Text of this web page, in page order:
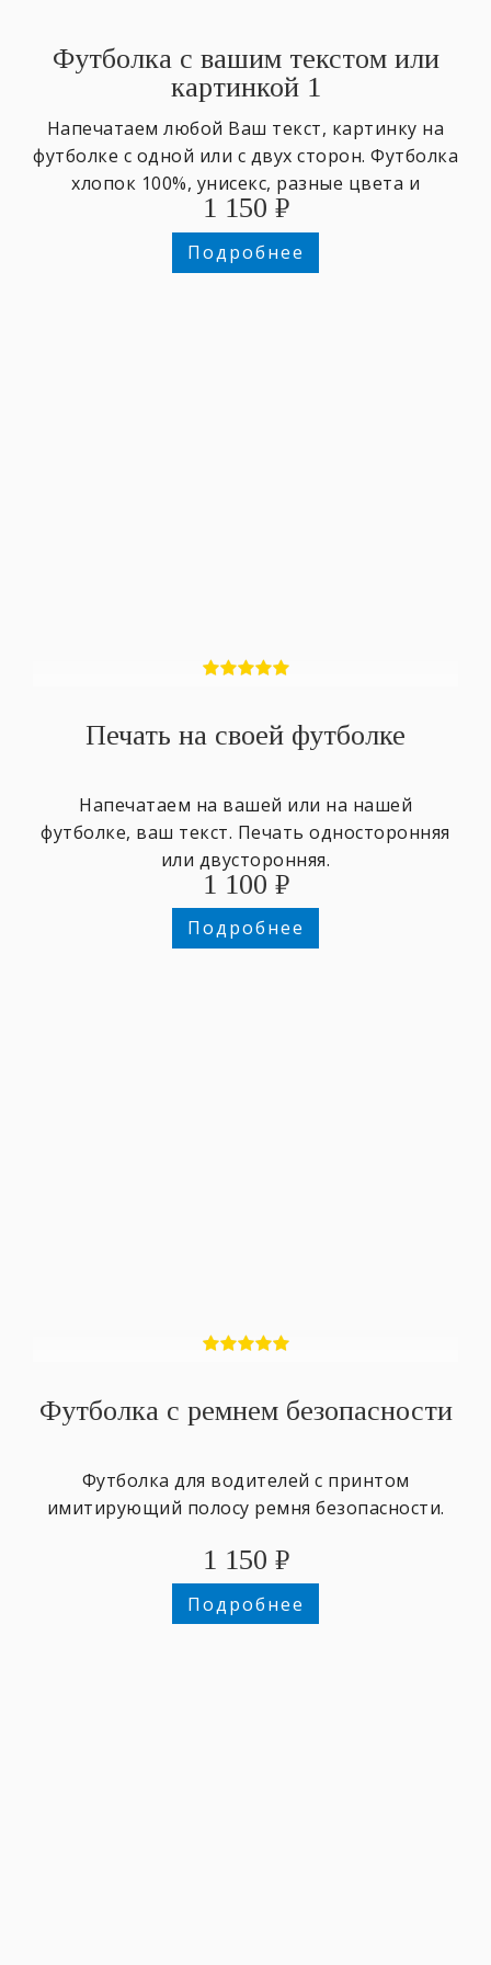
Футболка с вашим текстом или
картинкой 1
Напечатаем любой Ваш текст, картинку на
футболке с одной или с двух сторон. Футболка
хлопок 100%, унисекс, разные цвета и
размеры,
1 150 ₽
Подробнее
Печать на своей футболке
Напечатаем на вашей или на нашей
футболке, ваш текст. Печать односторонняя
или двусторонняя.
1 100 ₽
Подробнее
Футболка с ремнем безопасности
Футболка для водителей с принтом
имитирующий полосу ремня безопасности.
1 150 ₽
Подробнее